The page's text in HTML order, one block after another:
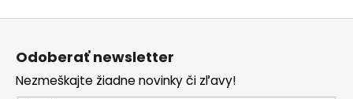
MEDAILOU)
Z
Odoberať newsletter
Nezmeškajte žiadne novinky či zľavy!